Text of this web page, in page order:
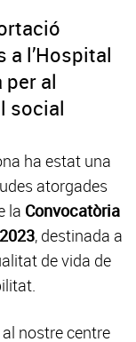
a l’Hospital
per al
social
ha estat una
atorgades
la Convocatòria
, destinada a
de vida de
nostre centre